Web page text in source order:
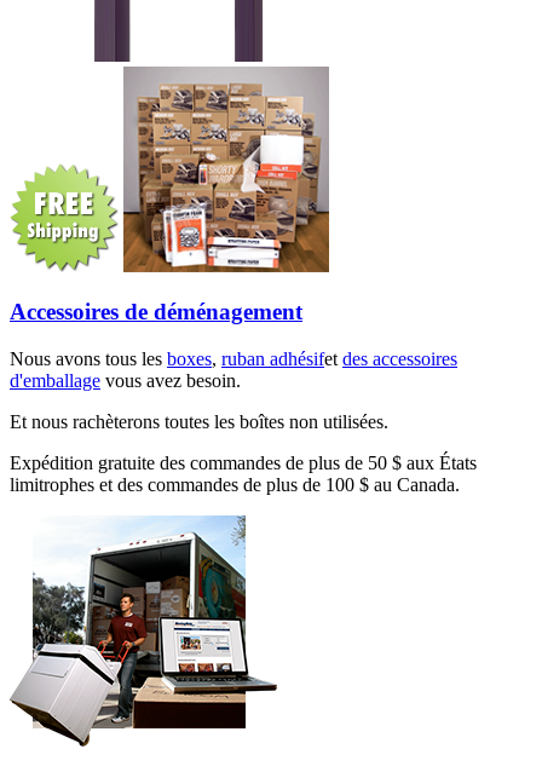
Accessoires de déménagement
Nous avons tous les boxes, ruban adhésifet des accessoires
d'emballage vous avez besoin.
Et nous rachèterons toutes les boîtes non utilisées.
Expédition gratuite des commandes de plus de 50 $ aux États
limitrophes et des commandes de plus de 100 $ au Canada.